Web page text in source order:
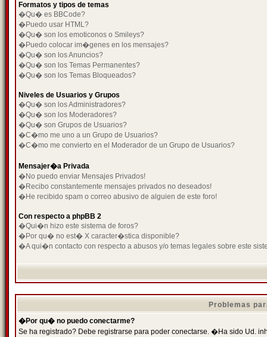
Formatos y tipos de temas
�Qu� es BBCode?
�Puedo usar HTML?
�Qu� son los emoticonos o Smileys?
�Puedo colocar im�genes en los mensajes?
�Qu� son los Anuncios?
�Qu� son los Temas Permanentes?
�Qu� son los Temas Bloqueados?
Niveles de Usuarios y Grupos
�Qu� son los Administradores?
�Qu� son los Moderadores?
�Qu� son Grupos de Usuarios?
�C�mo me uno a un Grupo de Usuarios?
�C�mo me convierto en el Moderador de un Grupo de Usuarios?
Mensajer�a Privada
�No puedo enviar Mensajes Privados!
�Recibo constantemente mensajes privados no deseados!
�He recibido spam o correo abusivo de alguien de este foro!
Con respecto a phpBB 2
�Qui�n hizo este sistema de foros?
�Por qu� no est� X caracter�stica disponible?
�A qui�n contacto con respecto a abusos y/o temas legales sobre este
Problemas
�Por qu� no puedo conectarme?
Se ha registrado? Debe registrarse para poder conectarse. �Ha sido Ud.